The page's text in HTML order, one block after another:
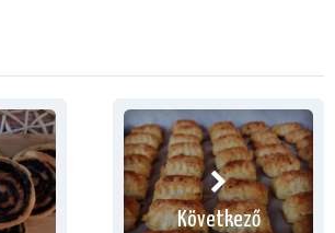
Következő